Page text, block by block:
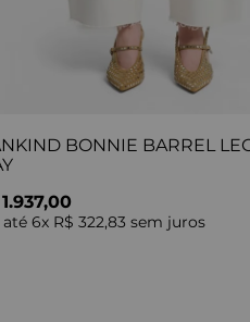
BONNIE BARREL
até 6x R$ 322,83 sem juros